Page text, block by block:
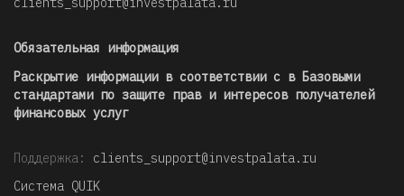
Обязательная информация
Раскрытие информации в соответствии с в Базовыми
стандартами по защите прав и интересов получателей
финансовых услуг
Поддержка: clients_support@investpalata.ru
Система QUIK